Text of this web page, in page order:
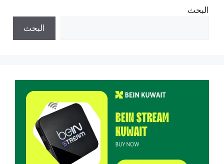
البحث
البحث